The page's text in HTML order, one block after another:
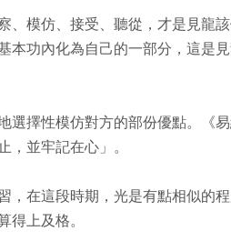
、模仿、接受、聽從，才是見龍
本功內化為自己的一部分，這是
擇性模仿對方的部份優點。《
並牢記在心」。
，在這段時期，光是有點相似的
得上及格。